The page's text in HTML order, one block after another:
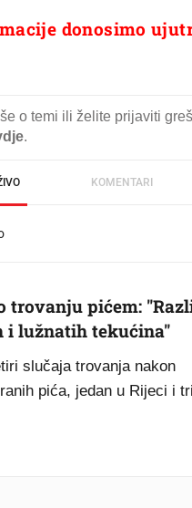
donosimo
o temi ili želite prijaviti
.
KOMENTARI
trovanju pićem:
i lužnatih tekućina"
slučaja trovanja nakon
pića, jedan u Rijeci i